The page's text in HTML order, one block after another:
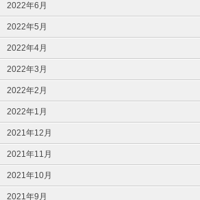
2022年6月
2022年5月
2022年4月
2022年3月
2022年2月
2022年1月
2021年12月
2021年11月
2021年10月
2021年9月